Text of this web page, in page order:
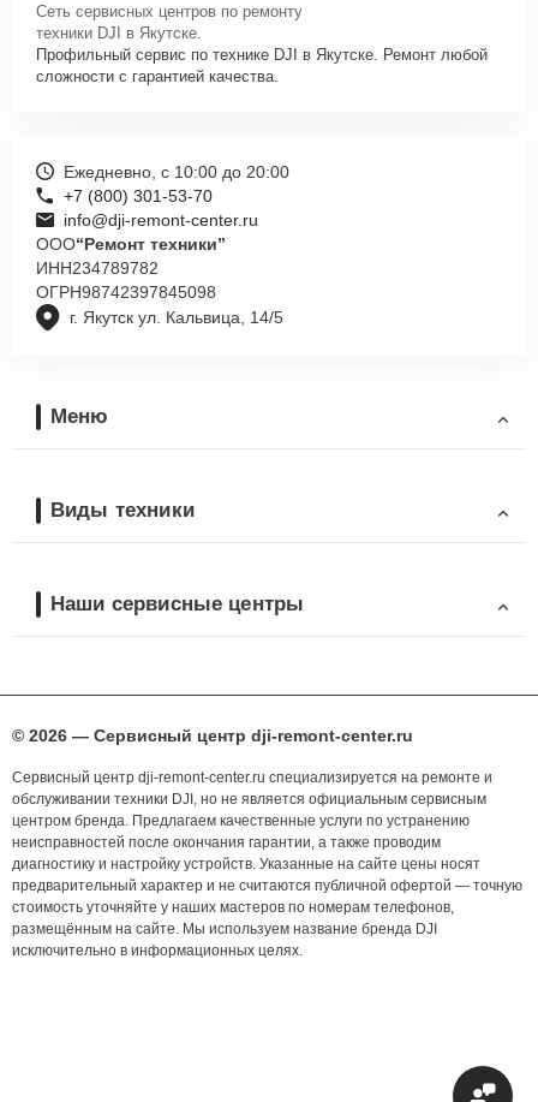
Сеть сервисных центров по ремонту
техники DJI в Якутске.
Профильный сервис по технике DJI в Якутске. Ремонт любой
сложности с гарантией качества.
г. Якутск ул. Кальвица, 14/5
Ежедневно, с 10:00 до 20:00
+7 (800) 301-53-70
info@dji-remont-center.ru
ООО“Ремонт техники”
ИНН234789782
ОГРН98742397845098
Меню
Виды техники
Наши сервисные центры
© 2026 — Сервисный центр dji-remont-center.ru
Сервисный центр dji-remont-center.ru специализируется на ремонте и
обслуживании техники DJI, но не является официальным сервисным
центром бренда. Предлагаем качественные услуги по устранению
неисправностей после окончания гарантии, а также проводим
диагностику и настройку устройств. Указанные на сайте цены носят
предварительный характер и не считаются публичной офертой — точную
стоимость уточняйте у наших мастеров по номерам телефонов,
размещённым на сайте. Мы используем название бренда DJI
исключительно в информационных целях.